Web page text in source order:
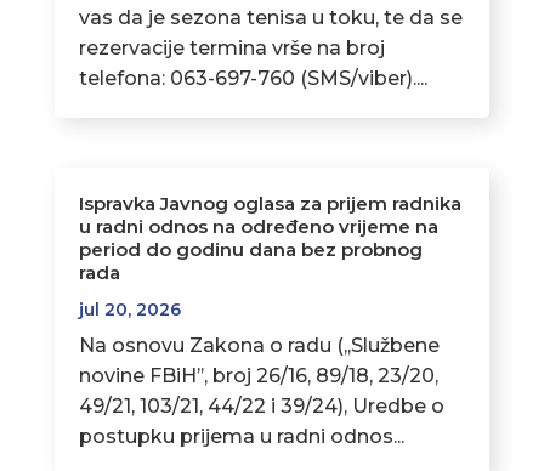
vas da je sezona tenisa u toku, te da se
rezervacije termina vrše na broj
telefona: 063-697-760 (SMS/viber)....
Ispravka Javnog oglasa za prijem radnika
u radni odnos na određeno vrijeme na
period do godinu dana bez probnog
rada
jul 20, 2026
Na osnovu Zakona o radu (,,Službene
novine FBiH’’, broj 26/16, 89/18, 23/20,
49/21, 103/21, 44/22 i 39/24), Uredbe o
postupku prijema u radni odnos...